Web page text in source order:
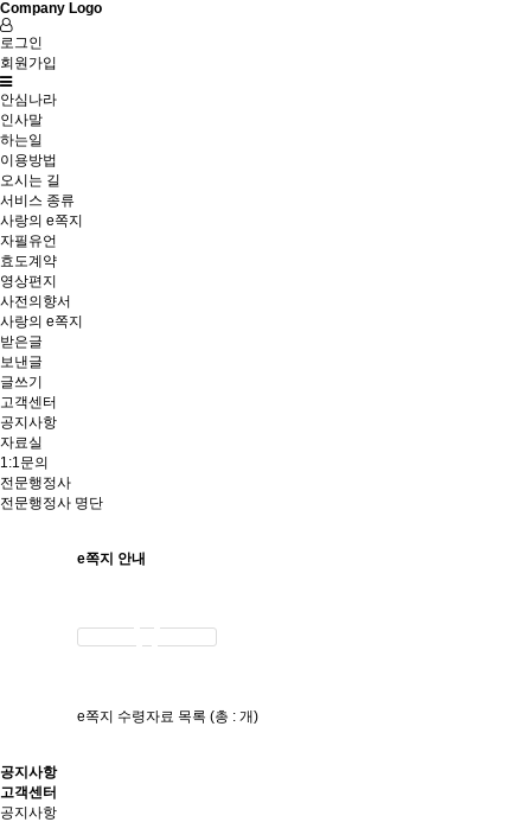
Company Logo
로그인
회원가입
안심나라
인사말
하는일
이용방법
오시는 길
서비스 종류
사랑의 e쪽지
자필유언
효도계약
영상편지
사전의향서
사랑의 e쪽지
받은글
보낸글
글쓰기
고객센터
공지사항
자료실
1:1문의
전문행정사
전문행정사 명단
e쪽지 안내
e쪽지 수령자료 목록 (총 : 개)
공지사항
고객센터
공지사항